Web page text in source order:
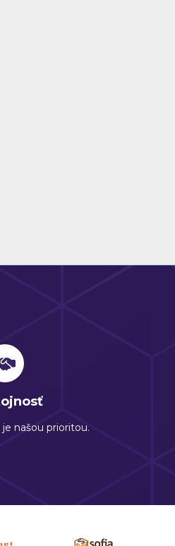
našou prioritou.